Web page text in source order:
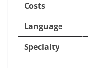
Costs
Language
Specialty